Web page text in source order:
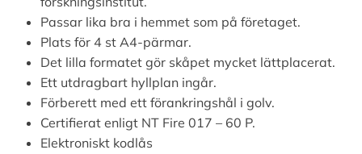
Passar lika bra i hemmet som på företaget.
Plats för 4 st A4-pärmar.
Det lilla formatet gör skåpet mycket lättplacerat.
Ett utdragbart hyllplan ingår.
Förberett med ett förankringshål i golv.
Certifierat enligt NT Fire 017 – 60 P.
Elektroniskt kodlås